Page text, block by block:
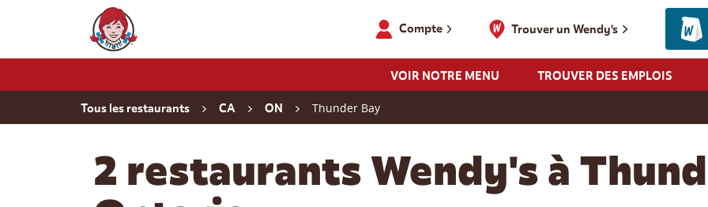
Wendy's Website Home
Trouver un Wendy's
Compte
VOIR NOTRE MENU TROUVER DES EMPLOIS
Return to NavTous les restaurants CA ON Thunder Bay
2 restaurants Wendy's à